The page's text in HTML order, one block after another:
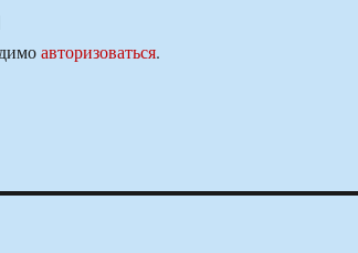
авторизоваться.